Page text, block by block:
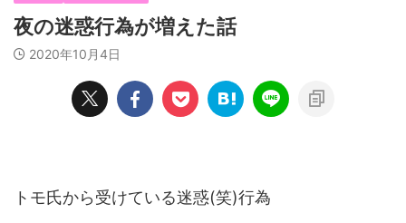
夜の迷惑行為が増えた話
2020年10月4日
トモ氏から受けている迷惑(笑)行為